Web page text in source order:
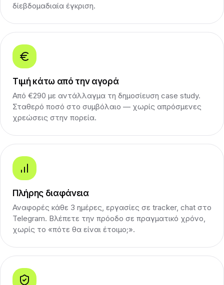
δίεβδομαδιαία έγκριση.
Τιμή κάτω από την αγορά
Από €290 με αντάλλαγμα τη δημοσίευση case study.
Σταθερό ποσό στο συμβόλαιο — χωρίς απρόσμενες
χρεώσεις στην πορεία.
Πλήρης διαφάνεια
Αναφορές κάθε 3 ημέρες, εργασίες σε tracker, chat στο
Telegram. Βλέπετε την πρόοδο σε πραγματικό χρόνο,
χωρίς το «πότε θα είναι έτοιμο;».